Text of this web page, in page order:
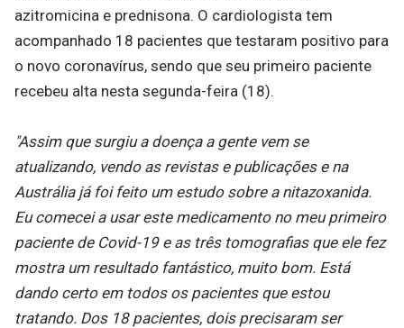
azitromicina e prednisona. O cardiologista tem
acompanhado 18 pacientes que testaram positivo para
o novo coronavírus, sendo que seu primeiro paciente
recebeu alta nesta segunda-feira (18).
"Assim que surgiu a doença a gente vem se
atualizando, vendo as revistas e publicações e na
Austrália já foi feito um estudo sobre a nitazoxanida.
Eu comecei a usar este medicamento no meu primeiro
paciente de Covid-19 e as três tomografias que ele fez
mostra um resultado fantástico, muito bom. Está
dando certo em todos os pacientes que estou
tratando. Dos 18 pacientes, dois precisaram ser